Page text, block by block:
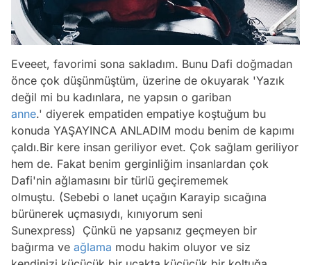
Eveeet, favorimi sona sakladım. Bunu Dafi doğmadan
önce çok düşünmüştüm, üzerine de okuyarak 'Yazık
değil mi bu kadınlara, ne yapsın o gariban
anne.' diyerek empatiden empatiye koştuğum bu
konuda YAŞAYINCA ANLADIM modu benim de kapımı
çaldı.Bir kere insan geriliyor evet. Çok sağlam geriliyor
hem de. Fakat benim gerginliğim insanlardan çok
Dafi'nin ağlamasını bir türlü geçirememek
olmuştu. (Sebebi o lanet uçağın Karayip sıcağına
bürünerek uçmasıydı, kınıyorum seni
Sunexpress) Çünkü ne yapsanız geçmeyen bir
bağırma ve ağlama modu hakim oluyor ve siz